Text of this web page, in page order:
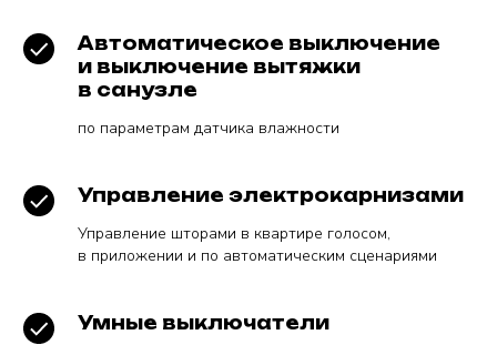
Автоматическое выключение
и выключение вытяжки
в санузле
по параметрам датчика влажности
Управление электрокарнизами
Управление шторами в квартире голосом,
в приложении и по автоматическим сценариями
Умные выключатели